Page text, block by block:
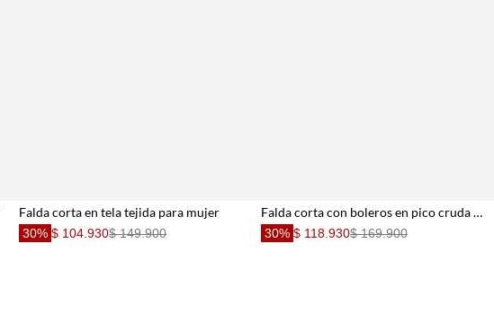
Falda corta en tela tejida para mujer
30% $ 104.930$ 149.900
Falda corta con boleros en pico cruda para mujer
30% $ 118.930$ 169.900